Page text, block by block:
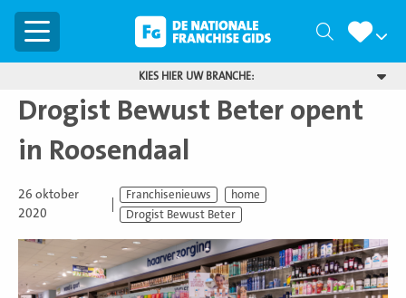
Menu Zoeken
KIES HIER UW BRANCHE:
Drogist Bewust Beter opent
in Roosendaal
26 oktober
2020
Franchisenieuws
home
Drogist Bewust Beter